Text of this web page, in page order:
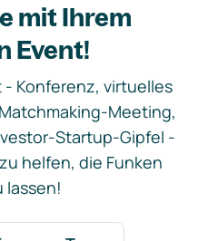
mit Ihrem
Event!
- Konferenz, virtuelles
Meeting,
Startup-Gipfel -
helfen, die Funken
lassen!